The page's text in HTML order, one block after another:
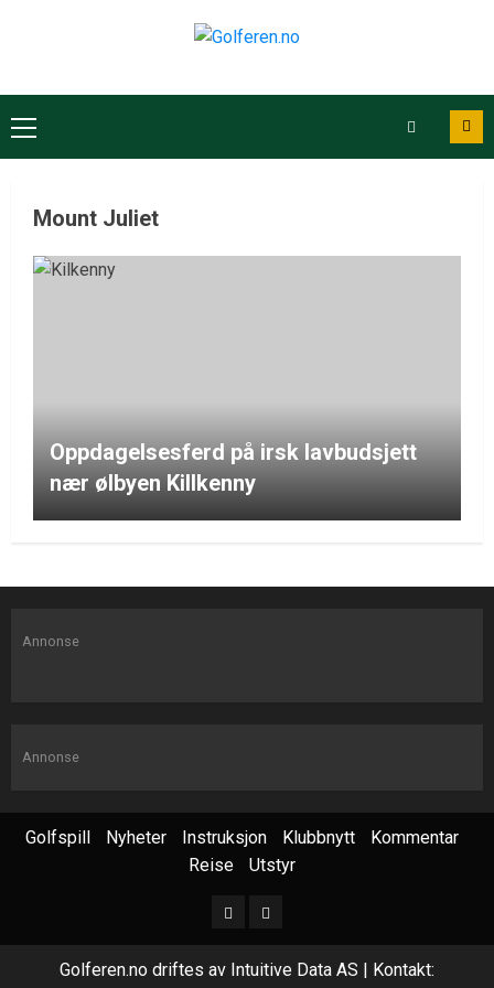
Mount Juliet
Oppdagelsesferd på irsk lavbudsjett
nær ølbyen Killkenny
Annonse
Annonse
Golfspill Nyheter Instruksjon Klubbnytt
Kommentar
Reise
Utstyr
Golferen.no driftes av Intuitive Data AS | Kontakt: